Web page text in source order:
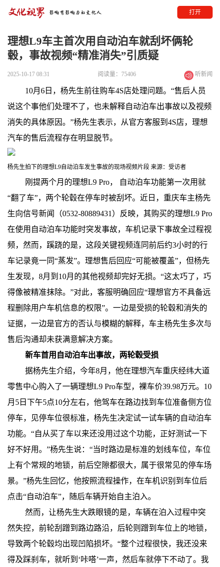
打开
理想L9车主首次用自动泊车就刮坏俩轮
毂，事故视频“精准消失”引质疑
2025-10-17 08:31 阅读量：75406 听新闻
10月6日，杨先生前往购车4S店处理问题。“售后人员
说这个事他们处理不了，也未解释自动泊车出事故以及视频
消失的具体原因。”杨先生表示，从官方客服到4S店，理想
汽车的售后流程存在明显脱节。
杨先生拍下的理想L9自动泊车发生事故的现场视频片段 来源：受访者
刚提两个月的理想L9 Pro， 自动泊车功能第一次用就
“翻了车”，两个轮毂在停车时被刮坏。近日，重庆车主杨先
生向信号新闻（0532-80889431）反映，其购买的理想L9 Pro
在使用自动泊车功能时突发事故，车机记录下事故全过程视
频，然而，蹊跷的是，这段关键视频连同前后约3小时的行
车记录竟一同“蒸发”。理想售后回应“可能被覆盖”，但杨先
生发现，8月到10月的其他视频却完好无损。“这太巧了，巧
得像被精准抹除。”对此，客服明确回应“理想官方不具备远
程删除用户车机信息的权限”。一边是受损的轮毂和消失的
证据，一边是官方的否认与模糊的解释，车主杨先生多次与
售后沟通却未获满意解决方案。
新车首用自动泊车出事故，两轮毂受损
据杨先生介绍，今年8月，他在理想汽车重庆经纬大道
零售中心购入了一辆理想L9 Pro车型，裸车价39.98万元。10
月5日下午5点10分左右，他驾车在路边找到车位准备侧方位
停车，见停车位很标准，杨先生决定试一试车辆的自动泊车
功能。“自从买了车以来还没用过这个功能，正好测试一下
好不好用。”杨先生说：“当时路边是标准的划线车位，车位
上有个常规的地锁，前后空隙都很大，属于很常见的停车场
景。”杨先生回忆，他按照流程操作，在车机识别到车位后
点击“自动泊车”，随后车辆开始自主泊入。
然而，让杨先生大跌眼镜的是，车辆在泊入过程中突
然失控，前轮刮蹭到路边路沿，后轮则蹭到车位上的地锁，
导致两个轮毂均出现凹陷损坏。“整个过程很快，我还没来
得及踩刹车，就听到‘咔嗒’一声，然后车就停下不动了。我